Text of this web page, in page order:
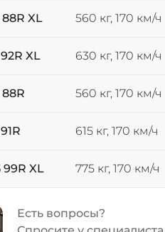
88R XL 560 кг, 170 км/ч
XL 630 кг, 170 км/ч
88R 560 кг, 170 км/ч
615 кг, 170 км/ч
99R XL 775 кг, 170 км/ч
Есть вопросы?